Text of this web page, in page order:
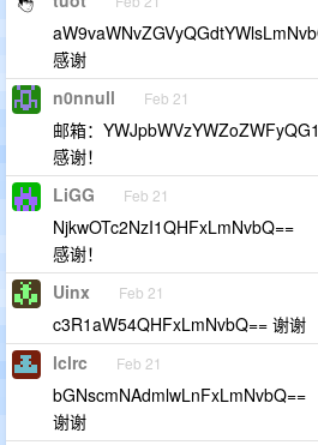
感谢
n0nnull Feb 21
邮箱：
感谢！
LiGG Feb 21
NjkwOTc2NzI1QHFxLmNvbQ==
感谢！
Uinx Feb 21
c3R1aW54QHFxLmNvbQ== 谢谢
lclrc Feb 21
bGNscmNAdmlwLnFxLmNvbQ==
谢谢